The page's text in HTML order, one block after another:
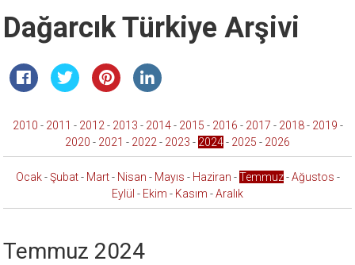
Önce
Türkiye
Dağarcık Türkiye Arşivi
2010 - 2011 - 2012 - 2013 - 2014- 2015 - 2016 - 2017 - 2018- 2019 -
2020 - 2021 - 2022 - 2023 - 2024- 2025 - 2026
Ocak-Şubat- Mart- Nisan - Mayıs - Haziran -Temmuz-Ağustos -
Eylül - Ekim - Kasım -Aralık
Temmuz 2024